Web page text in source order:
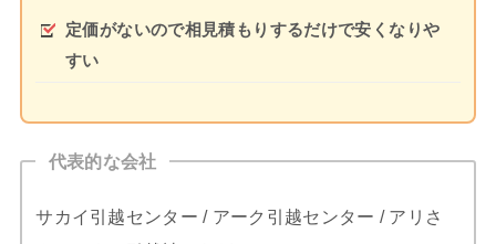
定価がないので相見積もりするだけで安くなりや
すい
代表的な会社
サカイ引越センター / アーク引越センター / アリさ